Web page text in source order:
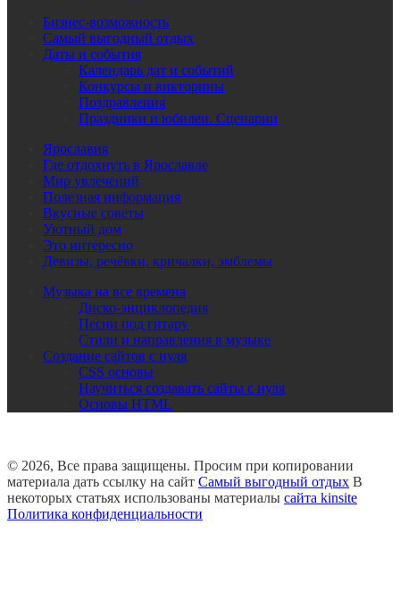
Бизнес-возможность
Самый выгодный отдых
Даты и события
Календарь дат и событий
Конкурсы и викторины
Поздравления
Праздники и юбилеи. Сценарии
Ярославия
Где отдохнуть в Ярославле
Мир увлечений
Полезная информация
Вкусные советы
Уютный дом
Это интересно
Девизы, речёвки, кричалки, эмблемы
Музыка на все времена
Диско-энциклопедия
Песни под гитару
Стили и направления в музыке
Создание сайтов с нуля
CSS основы
Научиться создавать сайты с нуля
Основы HTML
© 2026, Все права защищены. Просим при копировании
материала дать ссылку на сайт Самый выгодный отдых В
некоторых статьях использованы материалы сайта kinsite
Политика конфиденциальности